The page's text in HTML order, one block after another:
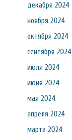
декабря 2024
ноября 2024
октября 2024
сентября 2024
июля 2024
июня 2024
мая 2024
апреля 2024
марта 2024